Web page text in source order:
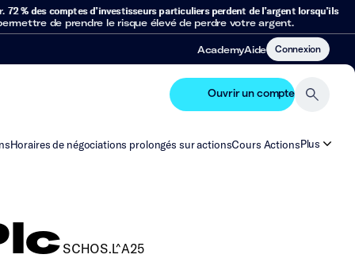
72 % des comptes d’investisseurs particuliers perdent de l’argent lorsqu’ils
de prendre le risque élevé de perdre votre argent.
AcademyAide Connexion
Ouvrir un compte
Horaires de négociations prolongés sur actionsCours ActionsPlus
SCHOS.L^A25